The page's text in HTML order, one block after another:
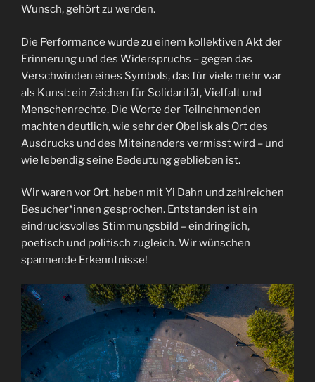
Wunsch, gehört zu werden.
Die Performance wurde zu einem kollektiven Akt der
Erinnerung und des Widerspruchs – gegen das
Verschwinden eines Symbols, das für viele mehr war
als Kunst: ein Zeichen für Solidarität, Vielfalt und
Menschenrechte. Die Worte der Teilnehmenden
machten deutlich, wie sehr der Obelisk als Ort des
Ausdrucks und des Miteinanders vermisst wird – und
wie lebendig seine Bedeutung geblieben ist.
Wir waren vor Ort, haben mit Yi Dahn und zahlreichen
Besucher*innen gesprochen. Entstanden ist ein
eindrucksvolles Stimmungsbild – eindringlich,
poetisch und politisch zugleich. Wir wünschen
spannende Erkenntnisse!